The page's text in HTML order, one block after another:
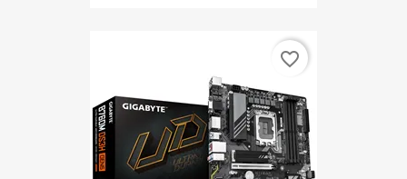
favorite_border